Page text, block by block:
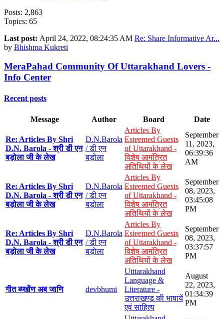
Posts: 2,863
Topics: 65
Last post: April 24, 2022, 08:24:35 AM Re: Share Informative Ar...
by Bhishma Kukreti
MeraPahad Community Of Uttarakhand Lovers -
Info Center
Recent posts
Message Author Board Date
Re: Articles By Shri
D.N. Barola - श्री डी एन
बड़ोला जी के लेख
D.N.Barola
/ डी एन
बड़ोला
Articles By
Esteemed Guests
of Uttarakhand -
विशेष आमंत्रित
अतिथियों के लेख
September
11, 2023,
06:39:36
AM
Re: Articles By Shri
D.N. Barola - श्री डी एन
बड़ोला जी के लेख
D.N.Barola
/ डी एन
बड़ोला
Articles By
Esteemed Guests
of Uttarakhand -
विशेष आमंत्रित
अतिथियों के लेख
September
08, 2023,
03:45:08
PM
Re: Articles By Shri
D.N. Barola - श्री डी एन
बड़ोला जी के लेख
D.N.Barola
/ डी एन
बड़ोला
Articles By
Esteemed Guests
of Uttarakhand -
विशेष आमंत्रित
अतिथियों के लेख
September
08, 2023,
03:37:57
PM
गीत ब्य्खोंण अब जाणि devbhumi
Utttarakhand
Language &
Literature -
उत्तराखण्ड की भाषायें
एवं साहित्य
August
22, 2023,
01:34:39
PM